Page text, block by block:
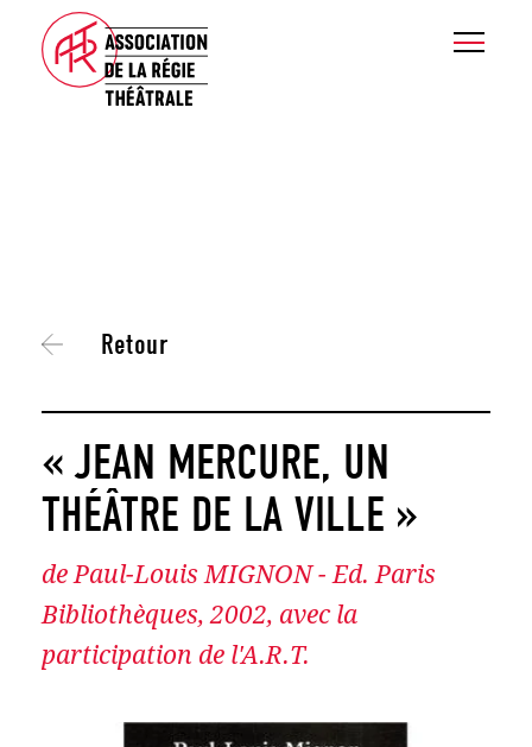
Retour
« JEAN MERCURE, UN
THÉÂTRE DE LA VILLE »
de Paul-Louis MIGNON - Ed. Paris
Bibliothèques, 2002, avec la
participation de l'A.R.T.